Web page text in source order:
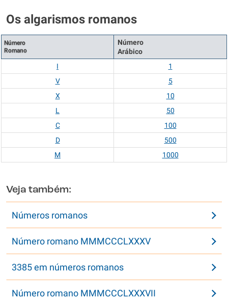
Os algarismos romanos
Número
Romano
Número
Arábico
I
1
V
5
X
10
L
50
C
100
D
500
M
1000
Veja também:
Números romanos
Número romano MMMCCCLXXXV
3385 em números romanos
Número romano MMMCCCLXXXVII